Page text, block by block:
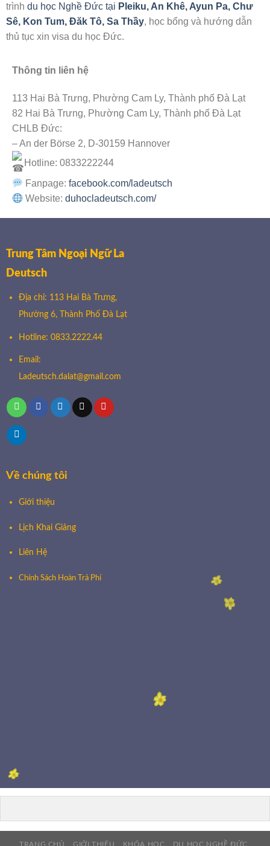
trình du học Nghề Đức tại Pleiku, An Khê, Ayun Pa, Chư
Sê, Kon Tum, Đăk Tô, Sa Thầy, học bổng và hướng dẫn
thủ tục xin visa du học Đức.
Thông tin liên hệ
113 Hai Bà Trưng, Phường Cam Ly, Thành phố Đà Lạt
82 Hai Bà Trưng, Phường Cam Ly, Thành phố Đà Lạt
CHLB Đức:
– An der Börse 2, D-30159 Hannover
Hotline: 0833222244
Fanpage:facebook.com/ladeutsch
Website:duhocladeutsch.com/
Trung Tâm Ngoại Ngữ La
Deutsch
Địa chỉ: 113 Hai Bà Trưng,
Phường 6, Thành Phố Đà Lạt
Hotline: 0833.2222.44
Email:
Ladeutsch.dalat@gmail.com
Về chúng tôi
Giới thiệu
Lịch Khai Giảng
Liên Hệ
Chính Sách Hoàn Trả Phí
TRANG CHỦ GIỚI THIỆU KHÓA HỌC DU HỌC NGHỀ ĐỨC